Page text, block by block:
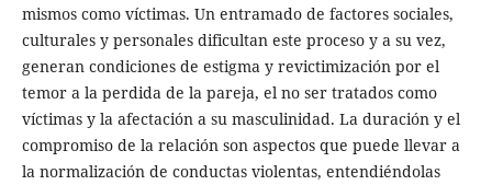
mismos como víctimas. Un entramado de factores sociales,
culturales y personales dificultan este proceso y a su vez,
generan condiciones de estigma y revictimización por el
temor a la perdida de la pareja, el no ser tratados como
víctimas y la afectación a su masculinidad. La duración y el
compromiso de la relación son aspectos que puede llevar a
la normalización de conductas violentas, entendiéndolas